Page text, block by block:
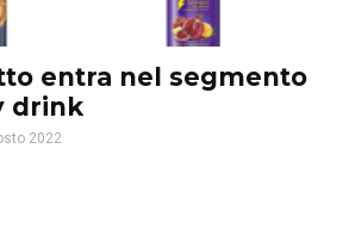
entra nel segmento
drink
2022